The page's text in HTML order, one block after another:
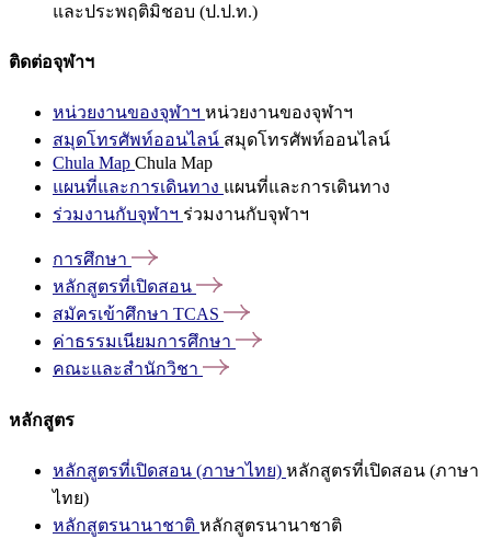
และประพฤติมิชอบ (ป.ป.ท.)
ติดต่อจุฬาฯ
หน่วยงานของจุฬาฯ หน่วยงานของจุฬาฯ
สมุดโทรศัพท์ออนไลน์ สมุดโทรศัพท์ออนไลน์
Chula Map Chula Map
แผนที่และการเดินทาง แผนที่และการเดินทาง
ร่วมงานกับจุฬาฯ ร่วมงานกับจุฬาฯ
การศึกษา
หลักสูตรที่เปิดสอน
สมัครเข้าศึกษา TCAS
ค่าธรรมเนียมการศึกษา
คณะและสำนักวิชา
หลักสูตร
หลักสูตรที่เปิดสอน (ภาษาไทย) หลักสูตรที่เปิดสอน (ภาษา
ไทย)
หลักสูตรนานาชาติ หลักสูตรนานาชาติ